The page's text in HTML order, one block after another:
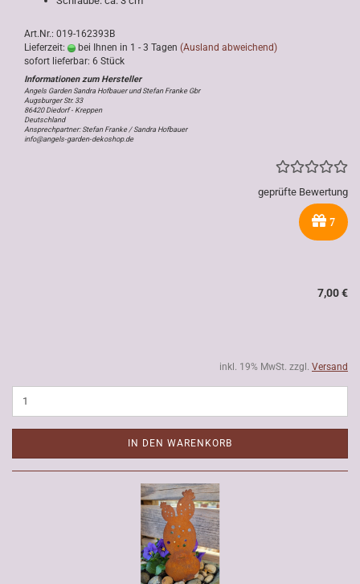
Art.Nr.: 019-162393B
Lieferzeit:
bei Ihnen in 1 - 3 Tagen (Ausland abweichend)
sofort lieferbar: 6 Stück
Angels Garden Sandra Hofbauer und Stefan Franke Gbr
Augsburger Str. 33
86420 Diedorf - Kreppen
Deutschland
Ansprechpartner: Stefan Franke / Sandra Hofbauer
info@angels-garden-dekoshop.de
geprüfte Bewertung
7
7,00 €
inkl. 19% MwSt. zzgl. Versand
IN DEN WARENKORB